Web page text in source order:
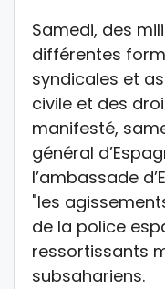
Samedi, des
différentes
syndicales et
civile et des
manifesté,
général
l’ambassade
"les
de la police
ressortissants
subsahariens.